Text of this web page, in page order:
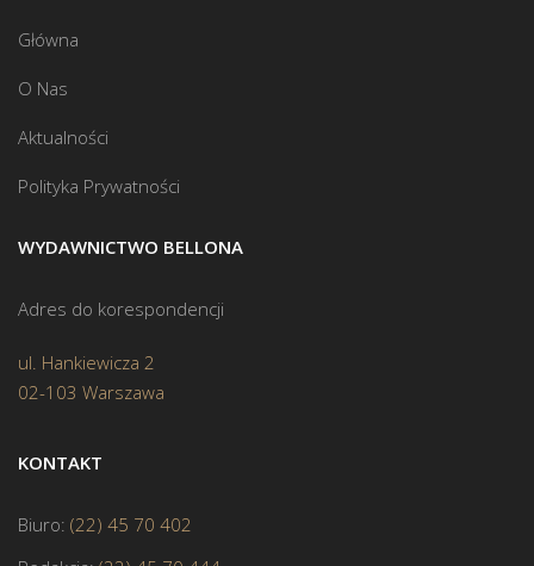
Główna
O Nas
Aktualności
Polityka Prywatności
WYDAWNICTWO BELLONA
Adres do korespondencji
ul. Hankiewicza 2
02-103 Warszawa
KONTAKT
Biuro: (22) 45 70 402